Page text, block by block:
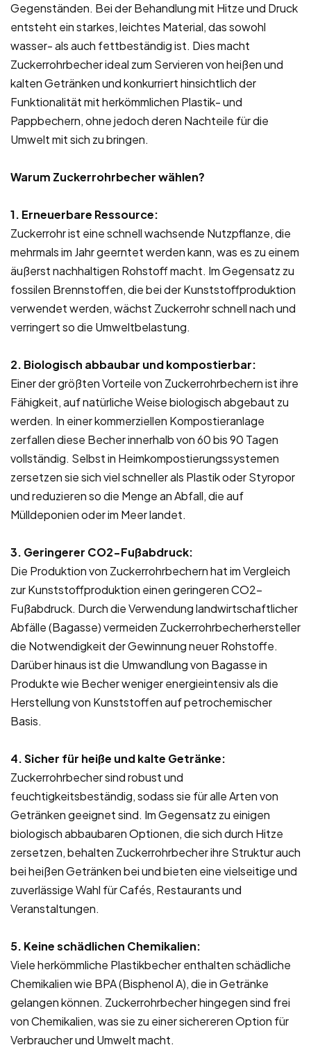
Gegenständen. Bei der Behandlung mit Hitze und Druck
entsteht ein starkes, leichtes Material, das sowohl
wasser- als auch fettbeständig ist. Dies macht
Zuckerrohrbecher ideal zum Servieren von heißen und
kalten Getränken und konkurriert hinsichtlich der
Funktionalität mit herkömmlichen Plastik- und
Pappbechern, ohne jedoch deren Nachteile für die
Umwelt mit sich zu bringen.
Warum Zuckerrohrbecher wählen?
1. Erneuerbare Ressource:
Zuckerrohr ist eine schnell wachsende Nutzpflanze, die
mehrmals im Jahr geerntet werden kann, was es zu einem
äußerst nachhaltigen Rohstoff macht. Im Gegensatz zu
fossilen Brennstoffen, die bei der Kunststoffproduktion
verwendet werden, wächst Zuckerrohr schnell nach und
verringert so die Umweltbelastung.
2. Biologisch abbaubar und kompostierbar:
Einer der größten Vorteile von Zuckerrohrbechern ist ihre
Fähigkeit, auf natürliche Weise biologisch abgebaut zu
werden. In einer kommerziellen Kompostieranlage
zerfallen diese Becher innerhalb von 60 bis 90 Tagen
vollständig. Selbst in Heimkompostierungssystemen
zersetzen sie sich viel schneller als Plastik oder Styropor
und reduzieren so die Menge an Abfall, die auf
Mülldeponien oder im Meer landet.
3. Geringerer CO2-Fußabdruck:
Die Produktion von Zuckerrohrbechern hat im Vergleich
zur Kunststoffproduktion einen geringeren CO2-
Fußabdruck. Durch die Verwendung landwirtschaftlicher
Abfälle (Bagasse) vermeiden Zuckerrohrbecherhersteller
die Notwendigkeit der Gewinnung neuer Rohstoffe.
Darüber hinaus ist die Umwandlung von Bagasse in
Produkte wie Becher weniger energieintensiv als die
Herstellung von Kunststoffen auf petrochemischer
Basis.
4. Sicher für heiße und kalte Getränke:
Zuckerrohrbecher sind robust und
feuchtigkeitsbeständig, sodass sie für alle Arten von
Getränken geeignet sind. Im Gegensatz zu einigen
biologisch abbaubaren Optionen, die sich durch Hitze
zersetzen, behalten Zuckerrohrbecher ihre Struktur auch
bei heißen Getränken bei und bieten eine vielseitige und
zuverlässige Wahl für Cafés, Restaurants und
Veranstaltungen.
5. Keine schädlichen Chemikalien:
Viele herkömmliche Plastikbecher enthalten schädliche
Chemikalien wie BPA (Bisphenol A), die in Getränke
gelangen können. Zuckerrohrbecher hingegen sind frei
von Chemikalien, was sie zu einer sichereren Option für
Verbraucher und Umwelt macht.